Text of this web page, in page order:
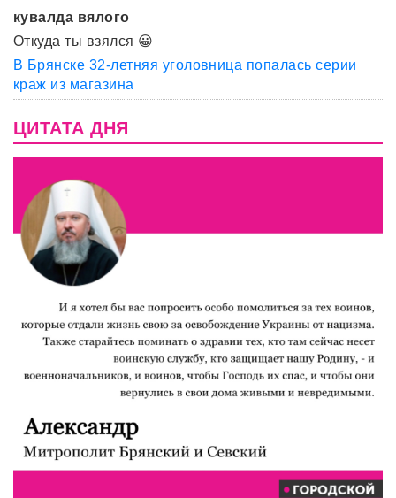
кувалда вялого
Откуда ты взялся 😀
В Брянске 32-летняя уголовница попалась серии
краж из магазина
ЦИТАТА ДНЯ